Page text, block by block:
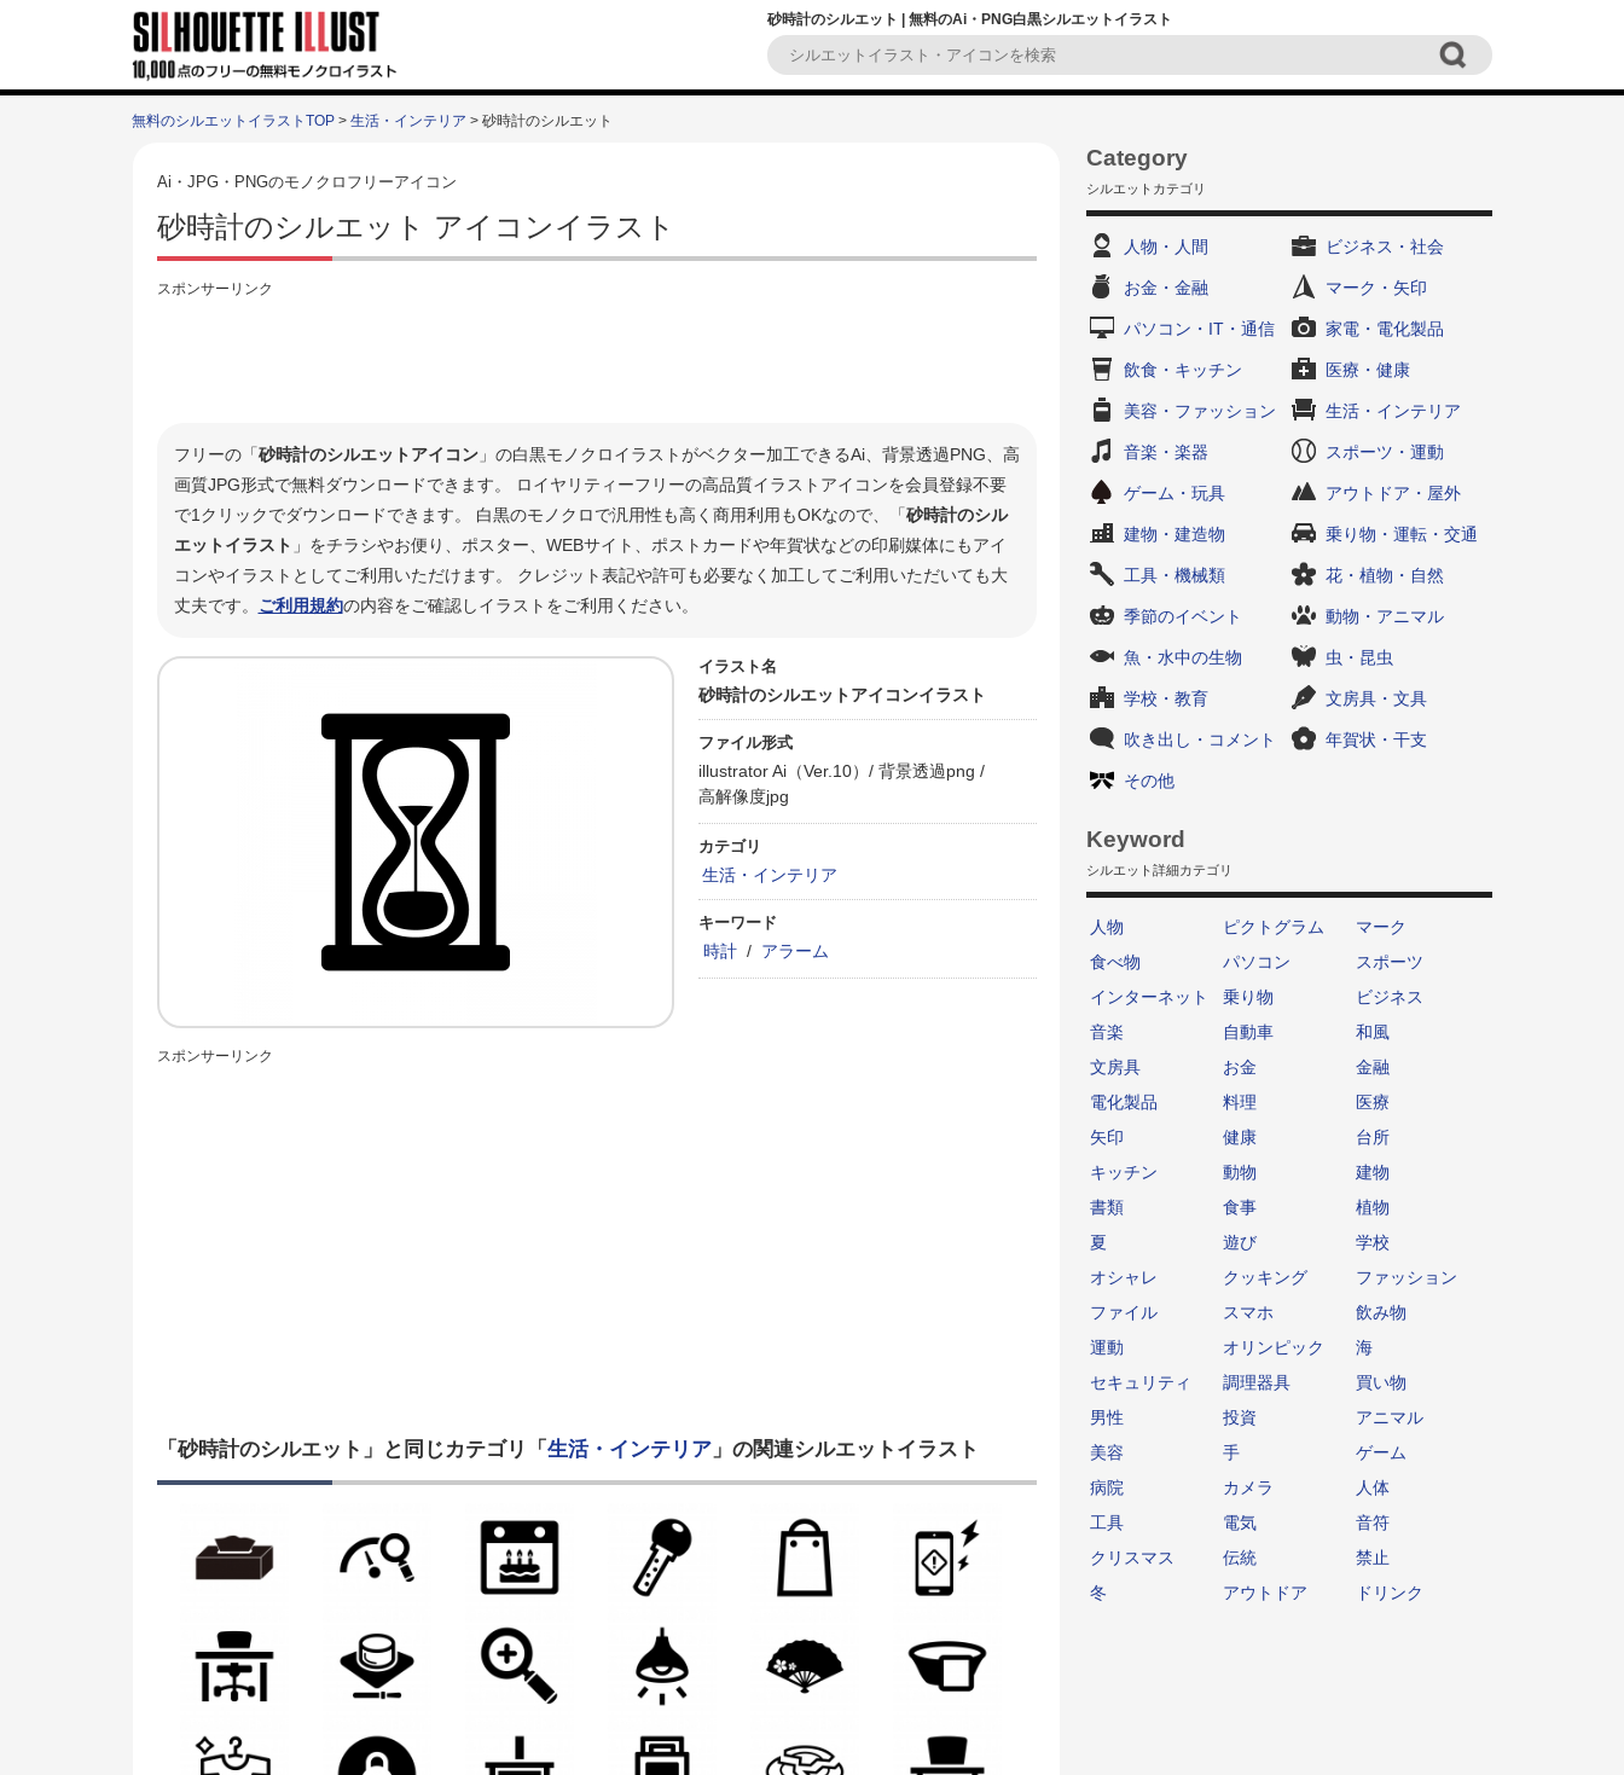
砂時計のシルエット | 無料のAi・PNG白黒シルエットイラスト
無料のシルエットイラストTOP > 生活・インテリア > 砂時計のシルエット
Ai・JPG・PNGのモノクロフリーアイコン
砂時計のシルエット アイコンイラスト
スポンサーリンク
フリーの「砂時計のシルエットアイコン」の白黒モノクロイラストがベクター加工できるAi、背景透過PNG、高
画質JPG形式で無料ダウンロードできます。 ロイヤリティーフリーの高品質イラストアイコンを会員登録不要
で1クリックでダウンロードできます。 白黒のモノクロで汎用性も高く商用利用もOKなので、「砂時計のシル
エットイラスト 」をチラシやお便り、ポスター、WEBサイト、ポストカードや年賀状などの印刷媒体にもアイ
コンやイラストとしてご利用いただけます。 クレジット表記や許可も必要なく加工してご利用いただいても大
丈夫です。 ご利用規約の内容をご確認しイラストをご利用ください。
イラスト名
砂時計のシルエットアイコンイラスト
ファイル形式
illustrator Ai（Ver.10）/ 背景透過png /
高解像度jpg
カテゴリ
生活・インテリア
キーワード
時計 / アラーム
スポンサーリンク
「砂時計のシルエット」と同じカテゴリ「 生活・インテリア」の関連シルエットイラスト
Category
シルエットカテゴリ
人物・人間 ビジネス・社会
お金・金融 マーク・矢印
パソコン・IT・通信 家電・電化製品
飲食・キッチン 医療・健康
美容・ファッション 生活・インテリア
音楽・楽器 スポーツ・運動
ゲーム・玩具 アウトドア・屋外
建物・建造物 乗り物・運転・交通
工具・機械類 花・植物・自然
季節のイベント 動物・アニマル
魚・水中の生物 虫・昆虫
学校・教育 文房具・文具
吹き出し・コメント 年賀状・干支
その他
Keyword
シルエット詳細カテゴリ
人物 ピクトグラム
マーク
食べ物
パソコン
スポーツ
インターネット
乗り物
ビジネス
音楽
自動車
和風
文房具
お金
金融
電化製品
料理
医療
矢印
健康
台所
キッチン
動物
建物
書類
食事
植物
夏
遊び
学校
オシャレ
クッキング
ファッション
ファイル
スマホ
飲み物
運動
オリンピック
海
セキュリティ
調理器具
買い物
男性
投資
アニマル
美容
手
ゲーム
病院
カメラ
人体
工具
電気
音符
クリスマス
伝統
禁止
冬
アウトドア ドリンク